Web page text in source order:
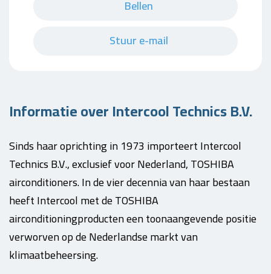
Bellen
Stuur e-mail
Informatie over Intercool Technics B.V.
Sinds haar oprichting in 1973 importeert Intercool
Technics B.V., exclusief voor Nederland, TOSHIBA
airconditioners. In de vier decennia van haar bestaan
heeft Intercool met de TOSHIBA
airconditioningproducten een toonaangevende positie
verworven op de Nederlandse markt van
klimaatbeheersing.